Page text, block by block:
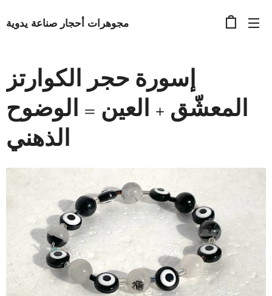
مجوهرات أحجار صناعة يدوية
إسورة حجر الكوارتز
المعشّق + العين = الوضوح
الذهني